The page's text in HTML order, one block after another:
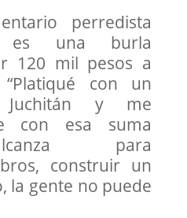
perredista
es una burla
120 mil pesos a
con un
y me
con esa suma
para
construir un
la gente no puede